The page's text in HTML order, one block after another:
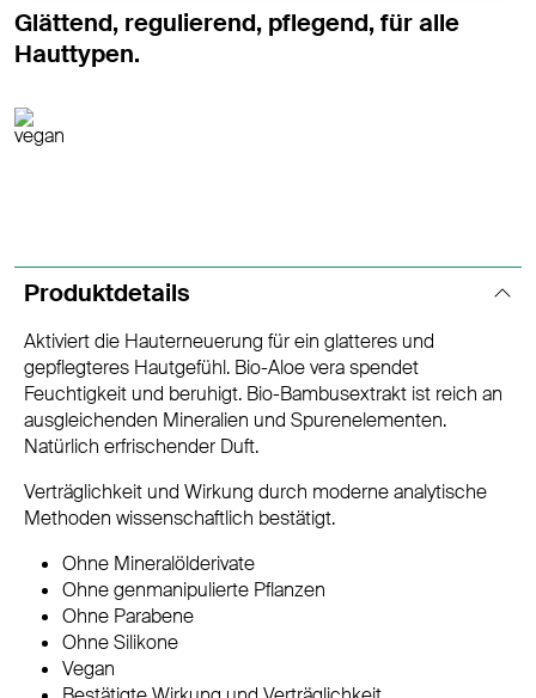
Glättend, regulierend, pflegend, für alle
Hauttypen.
Produktdetails
Aktiviert die Hauterneuerung für ein glatteres und
gepflegteres Hautgefühl. Bio-Aloe vera spendet
Feuchtigkeit und beruhigt. Bio-Bambusextrakt ist reich an
ausgleichenden Mineralien und Spurenelementen.
Natürlich erfrischender Duft.
Verträglichkeit und Wirkung durch moderne analytische
Methoden wissenschaftlich bestätigt.
Ohne Mineralölderivate
Ohne genmanipulierte Pflanzen
Ohne Parabene
Ohne Silikone
Vegan